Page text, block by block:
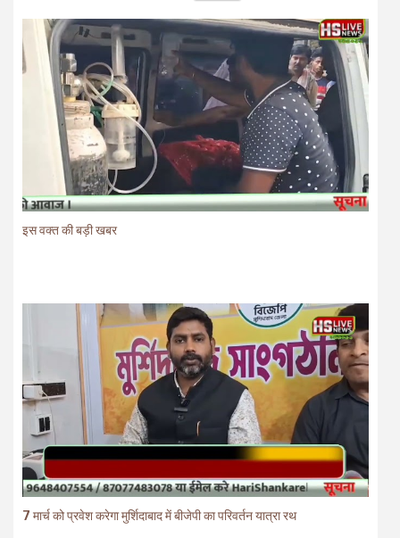
इस वक्त की बड़ी खबर
7 मार्च को प्रवेश करेगा मुर्शिदाबाद में बीजेपी का परिवर्तन यात्रा रथ